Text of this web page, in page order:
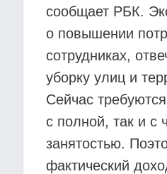
сообщает РБК.
о повышении
сотрудниках,
уборку улиц и
Сейчас
с полной, так и с
занятостью.
фактический